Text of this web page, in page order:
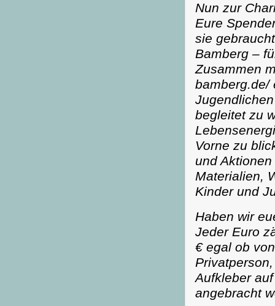
Nun zur
Eure
sie
Bamberg –
Zusammen
bamberg.de/
begleitet zu
Vorne zu
und
Materialien,
Kinder und
Haben wir
Jeder Euro
€ egal ob
Aufkleber
angebracht